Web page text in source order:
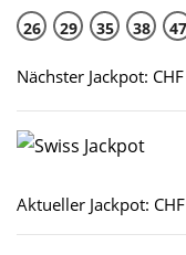
26 29 35 38 47
Nächster Jackpot:
Aktueller Jackpot: